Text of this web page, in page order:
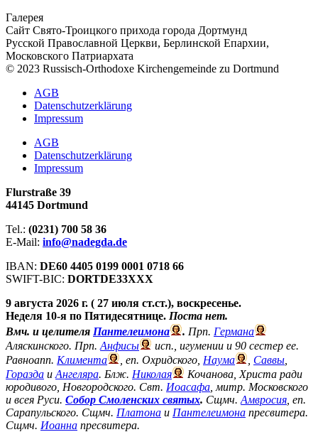
Галерея
Сайт Свято-Троицкого прихода города Дортмунд
Русской Православной Церкви, Берлинской Епархии,
Московского Патриархата
© 2023 Russisch-Orthodoxe Kirchengemeinde zu Dortmund
АGB
Datenschutzerklärung
Impressum
АGB
Datenschutzerklärung
Impressum
Flurstraße 39
44145 Dortmund
Tel.: (0231) 700 58 36
E-Mail: info@nadegda.de
IBAN: DE60 4405 0199 0001 0718 66
SWIFT-BIC: DORTDE33XXX
9 августа 2026 г. ( 27 июля ст.ст.), воскресенье.
Неделя 10-я по Пятидесятнице. Поста нет.
Вмч. и целителя Пантелеимона . Прп. Германа
Аляскинского. Прп. Анфисы
исп., игумении и 90 сестер ее.
Равноапп. Климента , еп. Охридского, Наума Саввы
Горазда и Ангеляра. Блж. Николая
Кочанова, Христа ради
юродивого, Новгородского. Свт. Иоасафа , митр. Московского
и всея Руси. Собор Смоленских святых. Сщмч. Амвросия , еп.
Сарапульского. Сщмч. Платона и Пантелеимона пресвитера.
Сщмч. Иоанна пресвитера.